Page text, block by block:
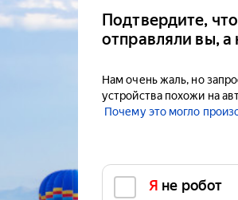
Подтвердите,
отправляли вы, а
Нам очень жаль, но
устройства похожи на
Почему это могло
Я не робот